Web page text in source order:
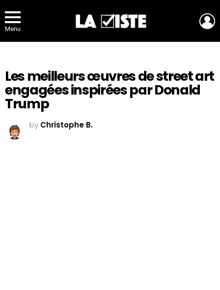
Menu
Les meilleurs œuvres de street art
engagées inspirées par Donald
Trump
by Christophe B.